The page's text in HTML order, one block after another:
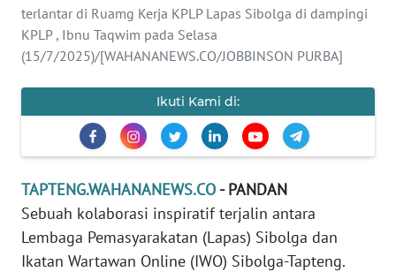
terlantar di Ruamg Kerja KPLP Lapas Sibolga di dampingi
KPLP , Ibnu Taqwim pada Selasa
(15/7/2025)/[WAHANANEWS.CO/JOBBINSON PURBA]
Ikuti Kami di:
TAPTENG.WAHANANEWS.CO - PANDAN
Sebuah kolaborasi inspiratif terjalin antara
Lembaga Pemasyarakatan (Lapas) Sibolga dan
Ikatan Wartawan Online (IWO) Sibolga-Tapteng.
INFO
IKLAN
PEDOMAN
MEDIA
SIBER
REDAKSI